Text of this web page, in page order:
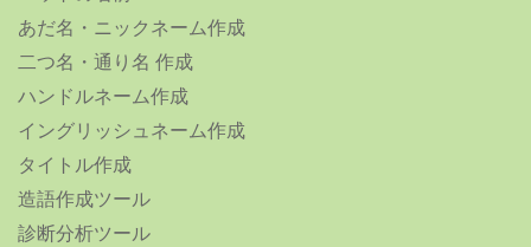
あだ名・ニックネーム作成
二つ名・通り名 作成
ハンドルネーム作成
イングリッシュネーム作成
タイトル作成
造語作成ツール
診断分析ツール